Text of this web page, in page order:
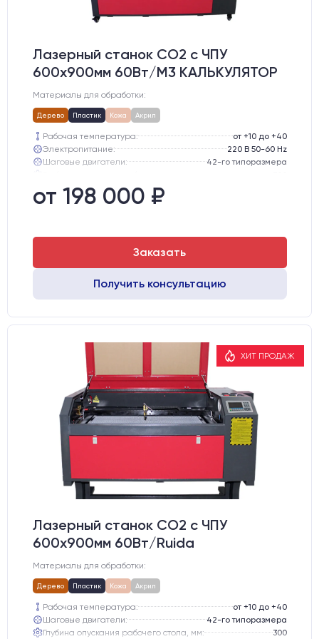
Лазерный станок CO2 c ЧПУ
600х900мм 60Вт/М3 КАЛЬКУЛЯТОР
Материалы для обработки:
Дерево Пластик Кожа Акрил
Рабочая температура:
от +10 до +40
Электропитание:
220 В 50-60 Hz
Шаговые двигатели:
42-го типоразмера
Направляющие оси Y:
Направляющие оси Х:
от 198 000 ₽
Заказать
Получить консультацию
ХИТ ПРОДАЖ
Лазерный станок CO2 c ЧПУ
600х900мм 60Вт/Ruida
Материалы для обработки:
Дерево Пластик Кожа Акрил
Рабочая температура:
от +10 до +40
Шаговые двигатели:
42-го типоразмера
Глубина опускания рабочего стола, мм:
300